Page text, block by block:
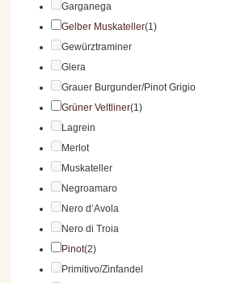
Garganega
Gelber Muskateller(1)
Gewürztraminer
Glera
Grauer Burgunder/Pinot Grigio
Grüner Veltliner(1)
Lagrein
Merlot
Muskateller
Negroamaro
Nero d’Avola
Nero di Troia
Pinot(2)
Primitivo/Zinfandel